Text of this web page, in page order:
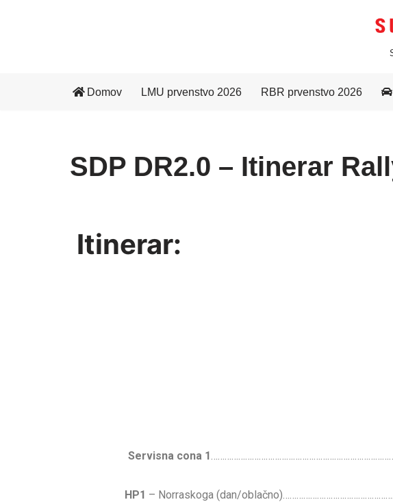
Domov LMU prvenstvo 2026 RBR prvenstvo 2026
SDP DR2.0 – Itinerar
Itinerar:
Servisna cona 1
HP1 – Norraskoga (dan/